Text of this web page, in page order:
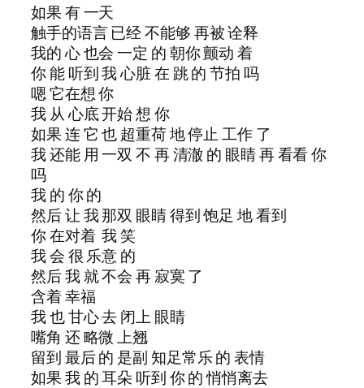
如果 有 一天
触手的语言 已经 不能够 再被 诠释
我的 心 也会 一定 的 朝你 颤动 着
你 能 听到 我 心脏 在 跳 的 节拍 吗
嗯 它在想 你
我 从 心底 开始 想 你
如果 连 它 也 超重荷 地 停止 工作 了
我 还能 用 一双 不 再 清澈 的 眼睛 再 看看 你
吗
我 的 你 的
然后 让 我 那双 眼睛 得到 饱足 地 看到
你 在对着 我 笑
我 会 很 乐意 的
然后 我 就 不会 再 寂寞 了
含着 幸福
我 也 甘心 去 闭上 眼睛
嘴角 还 略微 上翘
留到 最后 的 是副 知足常乐 的 表情
如果 我 的 耳朵 听到 你 的 悄悄离去